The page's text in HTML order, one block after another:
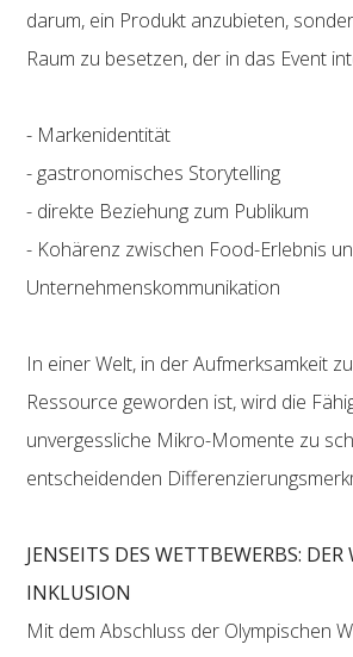
darum, ein Produkt anzubieten,
Raum zu besetzen, der in das Event
- Markenidentität
- gastronomisches Storytelling
- direkte Beziehung zum Publikum
- Kohärenz zwischen Food-Erlebnis
Unternehmenskommunikation
In einer Welt, in der Aufmerksamkeit
Ressource geworden ist, wird die
unvergessliche Mikro-Momente zu
entscheidenden
JENSEITS DES WETTBEWERBS: DER
INKLUSION
Mit dem Abschluss der Olympischen